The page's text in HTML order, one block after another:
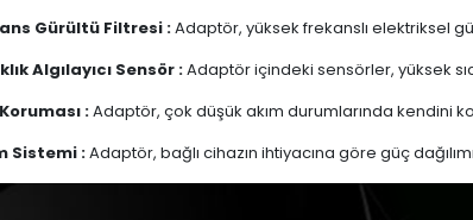
Gürültü Filtresi :Adaptör, yüksek frekanslı elektriksel
Algılayıcı Sensör :Adaptör içindeki sensörler, yüksek
:Adaptör, çok düşük akım durumlarında kendini
Sistemi :Adaptör, bağlı cihazın ihtiyacına göre güç